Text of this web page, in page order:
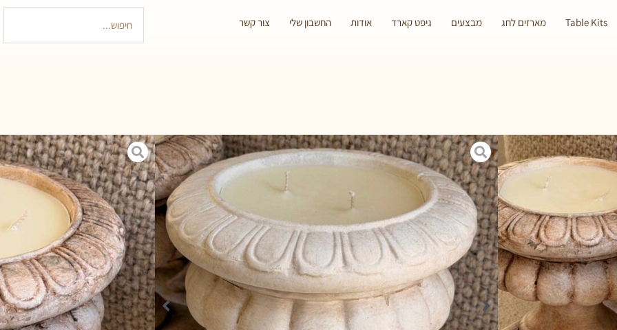
Table Kits מארזים לחג מבצעים גיפט קארד אודות החשבון שלי צור קשר